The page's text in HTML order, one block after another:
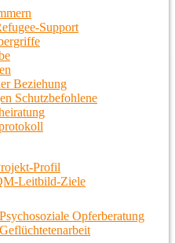
Support
Beziehung
Schutzbefohlene
Profil
Leitbild-Ziele
Psychosoziale Opferberatung
Geflüchtetenarbeit